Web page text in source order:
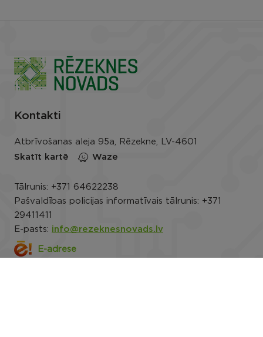
Kontakti
Atbrīvošanas aleja 95a, Rēzekne, LV-4601
Skatīt kartē
Waze
Tālrunis: +371 64622238
Pašvaldības policijas informatīvais tālrunis: +371
29411411
E-pasts: info@rezeknesnovads.lv
E-adrese